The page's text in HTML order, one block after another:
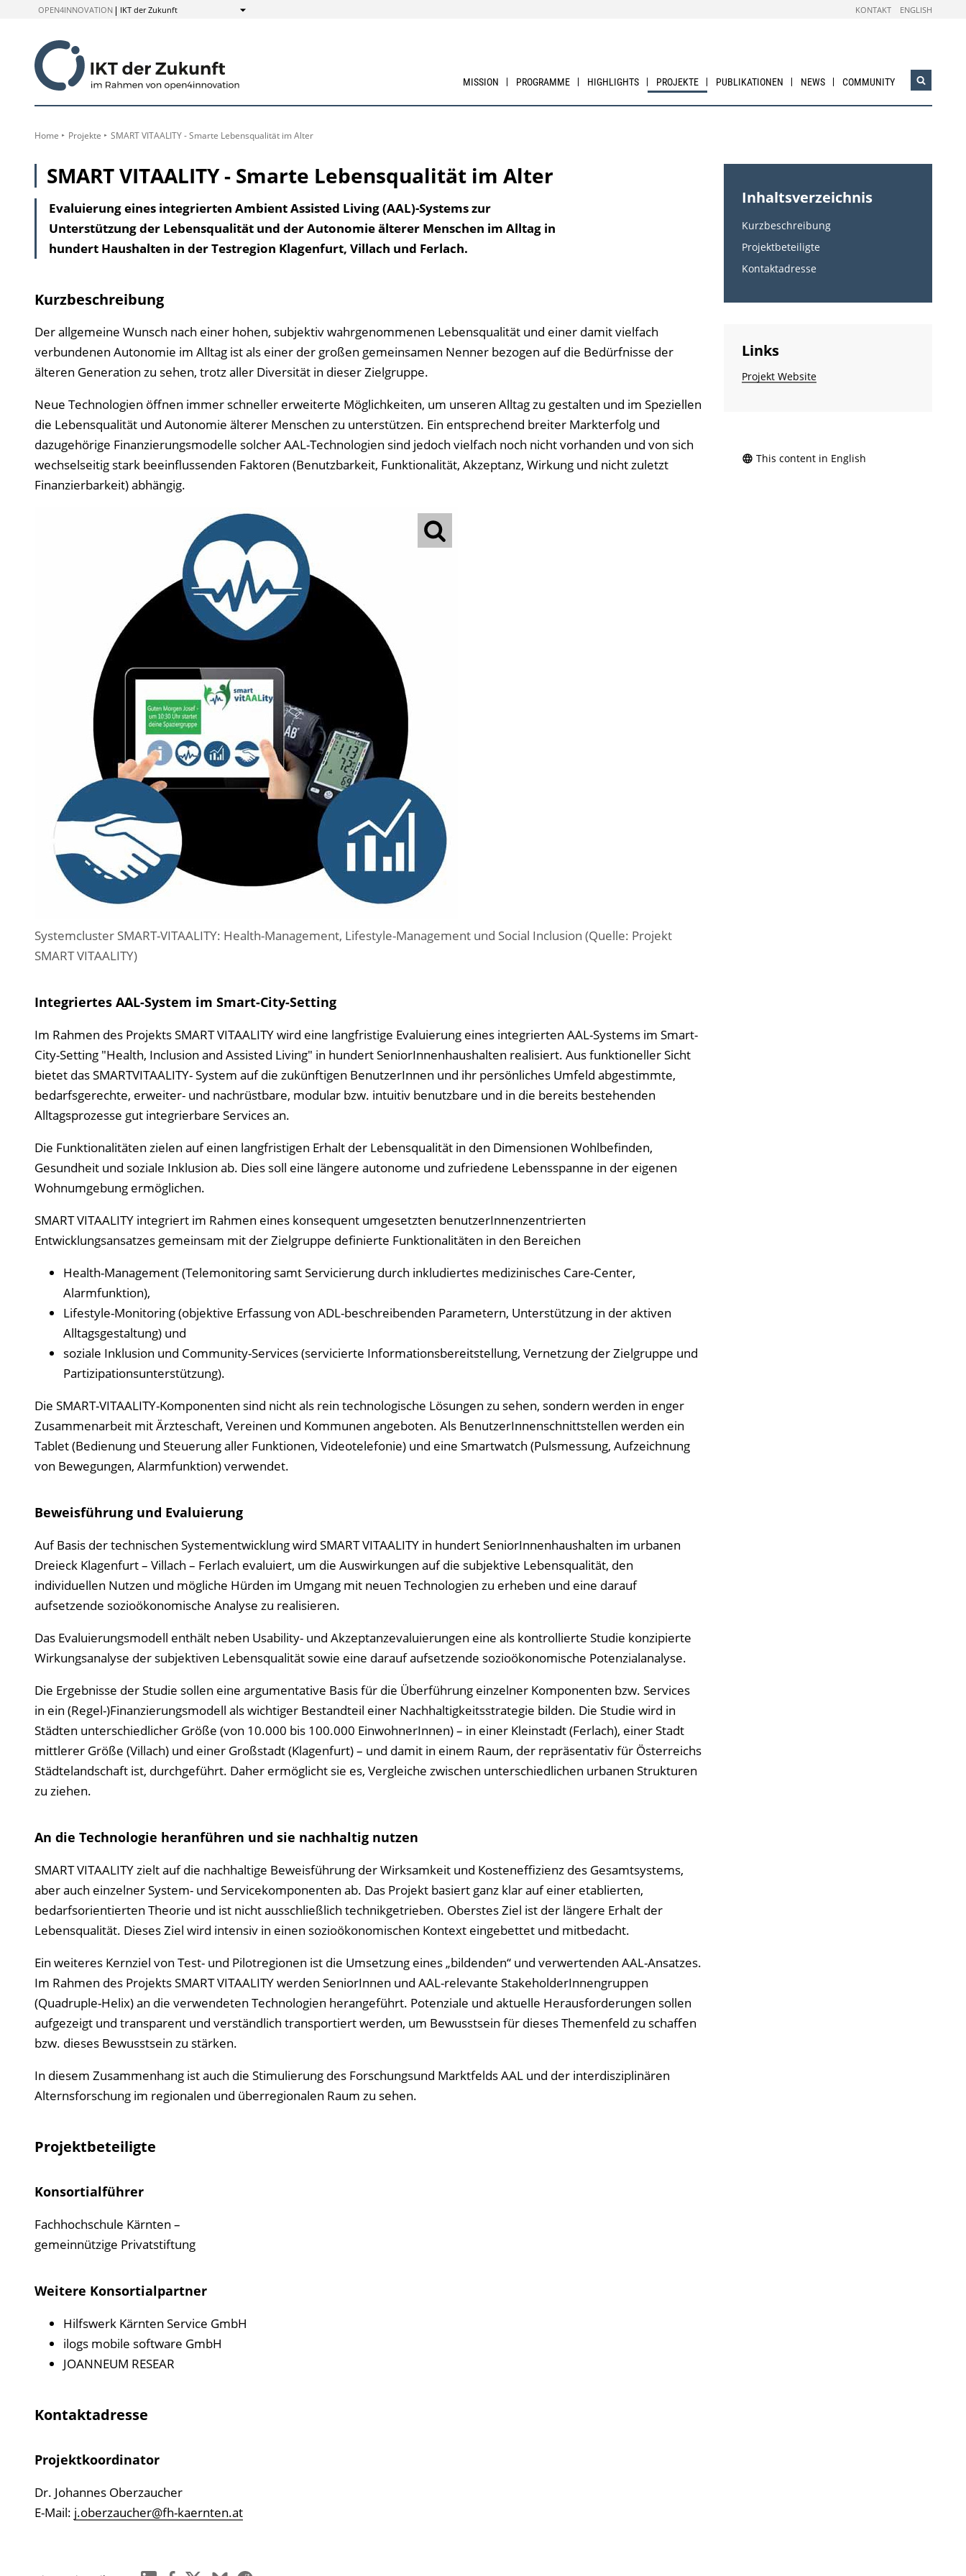
OPEN4INNOVATION IKT der Zukunft
Anzeigen
KONTAKT ENGLISH
MISSION PROGRAMME HIGHLIGHTS PROJEKTE PUBLIKATIONEN NEWS COMMUNITY
Home Projekte SMART VITAALITY - Smarte Lebensqualität im Alter
SMART VITAALITY - Smarte Lebensqualität im Alter
Evaluierung eines integrierten Ambient Assisted Living (AAL)-Systems zur
Unterstützung der Lebensqualität und der Autonomie älterer Menschen im Alltag in
hundert Haushalten in der Testregion Klagenfurt, Villach und Ferlach.
Kurzbeschreibung
Der allgemeine Wunsch nach einer hohen, subjektiv wahrgenommenen Lebensqualität und einer damit vielfach
verbundenen Autonomie im Alltag ist als einer der großen gemeinsamen Nenner bezogen auf die Bedürfnisse der
älteren Generation zu sehen, trotz aller Diversität in dieser Zielgruppe.
Neue Technologien öffnen immer schneller erweiterte Möglichkeiten, um unseren Alltag zu gestalten und im Speziellen
die Lebensqualität und Autonomie älterer Menschen zu unterstützen. Ein entsprechend breiter Markterfolg und
dazugehörige Finanzierungsmodelle solcher AAL-Technologien sind jedoch vielfach noch nicht vorhanden und von sich
wechselseitig stark beeinflussenden Faktoren (Benutzbarkeit, Funktionalität, Akzeptanz, Wirkung und nicht zuletzt
Finanzierbarkeit) abhängig.
Systemcluster SMART-VITAALITY: Health-Management, Lifestyle-Management und Social Inclusion (Quelle: Projekt
SMART VITAALITY)
Integriertes AAL-System im Smart-City-Setting
Im Rahmen des Projekts SMART VITAALITY wird eine langfristige Evaluierung eines integrierten AAL-Systems im Smart-
City-Setting "Health, Inclusion and Assisted Living" in hundert SeniorInnenhaushalten realisiert. Aus funktioneller Sicht
bietet das SMARTVITAALITY- System auf die zukünftigen BenutzerInnen und ihr persönliches Umfeld abgestimmte,
bedarfsgerechte, erweiter- und nachrüstbare, modular bzw. intuitiv benutzbare und in die bereits bestehenden
Alltagsprozesse gut integrierbare Services an.
Die Funktionalitäten zielen auf einen langfristigen Erhalt der Lebensqualität in den Dimensionen Wohlbefinden,
Gesundheit und soziale Inklusion ab. Dies soll eine längere autonome und zufriedene Lebensspanne in der eigenen
Wohnumgebung ermöglichen.
SMART VITAALITY integriert im Rahmen eines konsequent umgesetzten benutzerInnenzentrierten
Entwicklungsansatzes gemeinsam mit der Zielgruppe definierte Funktionalitäten in den Bereichen
Health-Management (Telemonitoring samt Servicierung durch inkludiertes medizinisches Care-Center,
Alarmfunktion),
Lifestyle-Monitoring (objektive Erfassung von ADL-beschreibenden Parametern, Unterstützung in der aktiven
Alltagsgestaltung) und
soziale Inklusion und Community-Services (servicierte Informationsbereitstellung, Vernetzung der Zielgruppe und
Partizipationsunterstützung).
Die SMART-VITAALITY-Komponenten sind nicht als rein technologische Lösungen zu sehen, sondern werden in enger
Zusammenarbeit mit Ärzteschaft, Vereinen und Kommunen angeboten. Als BenutzerInnenschnittstellen werden ein
Tablet (Bedienung und Steuerung aller Funktionen, Videotelefonie) und eine Smartwatch (Pulsmessung, Aufzeichnung
von Bewegungen, Alarmfunktion) verwendet.
Beweisführung und Evaluierung
Auf Basis der technischen Systementwicklung wird SMART VITAALITY in hundert SeniorInnenhaushalten im urbanen
Dreieck Klagenfurt – Villach – Ferlach evaluiert, um die Auswirkungen auf die subjektive Lebensqualität, den
individuellen Nutzen und mögliche Hürden im Umgang mit neuen Technologien zu erheben und eine darauf
aufsetzende sozioökonomische Analyse zu realisieren.
Das Evaluierungsmodell enthält neben Usability- und Akzeptanzevaluierungen eine als kontrollierte Studie konzipierte
Wirkungsanalyse der subjektiven Lebensqualität sowie eine darauf aufsetzende sozioökonomische Potenzialanalyse.
Die Ergebnisse der Studie sollen eine argumentative Basis für die Überführung einzelner Komponenten bzw. Services
in ein (Regel-)Finanzierungsmodell als wichtiger Bestandteil einer Nachhaltigkeitsstrategie bilden. Die Studie wird in
Städten unterschiedlicher Größe (von 10.000 bis 100.000 EinwohnerInnen) – in einer Kleinstadt (Ferlach), einer Stadt
mittlerer Größe (Villach) und einer Großstadt (Klagenfurt) – und damit in einem Raum, der repräsentativ für Österreichs
Städtelandschaft ist, durchgeführt. Daher ermöglicht sie es, Vergleiche zwischen unterschiedlichen urbanen Strukturen
zu ziehen.
An die Technologie heranführen und sie nachhaltig nutzen
SMART VITAALITY zielt auf die nachhaltige Beweisführung der Wirksamkeit und Kosteneffizienz des Gesamtsystems,
aber auch einzelner System- und Servicekomponenten ab. Das Projekt basiert ganz klar auf einer etablierten,
bedarfsorientierten Theorie und ist nicht ausschließlich technikgetrieben. Oberstes Ziel ist der längere Erhalt der
Lebensqualität. Dieses Ziel wird intensiv in einen sozioökonomischen Kontext eingebettet und mitbedacht.
Ein weiteres Kernziel von Test- und Pilotregionen ist die Umsetzung eines „bildenden“ und verwertenden AAL-Ansatzes.
Im Rahmen des Projekts SMART VITAALITY werden SeniorInnen und AAL-relevante StakeholderInnengruppen
(Quadruple-Helix) an die verwendeten Technologien herangeführt. Potenziale und aktuelle Herausforderungen sollen
aufgezeigt und transparent und verständlich transportiert werden, um Bewusstsein für dieses Themenfeld zu schaffen
bzw. dieses Bewusstsein zu stärken.
In diesem Zusammenhang ist auch die Stimulierung des Forschungsund Marktfelds AAL und der interdisziplinären
Alternsforschung im regionalen und überregionalen Raum zu sehen.
Projektbeteiligte
Konsortialführer
Fachhochschule Kärnten –
gemeinnützige Privatstiftung
Weitere Konsortialpartner
Hilfswerk Kärnten Service GmbH
ilogs mobile software GmbH
JOANNEUM RESEAR
Kontaktadresse
Projektkoordinator
Dr. Johannes Oberzaucher
E-Mail: j.oberzaucher@fh-kaernten.at
Inhaltsverzeichnis
Kurzbeschreibung
Projektbeteiligte
Kontaktadresse
Links
Projekt Website
This content in English